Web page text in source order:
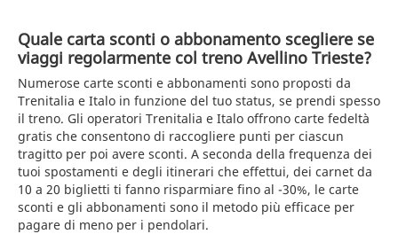
Quale carta sconti o abbonamento scegliere se
viaggi regolarmente col treno Avellino Trieste?
Numerose carte sconti e abbonamenti sono proposti da
Trenitalia e Italo in funzione del tuo status, se prendi spesso
il treno. Gli operatori Trenitalia e Italo offrono carte fedeltà
gratis che consentono di raccogliere punti per ciascun
tragitto per poi avere sconti. A seconda della frequenza dei
tuoi spostamenti e degli itinerari che effettui, dei carnet da
10 a 20 biglietti ti fanno risparmiare fino al -30%, le carte
sconti e gli abbonamenti sono il metodo più efficace per
pagare di meno per i pendolari.